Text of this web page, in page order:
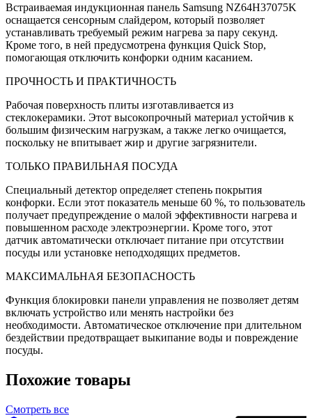
Встраиваемая индукционная панель Samsung NZ64H37075K
оснащается сенсорным слайдером, который позволяет
устанавливать требуемый режим нагрева за пару секунд.
Кроме того, в ней предусмотрена функция Quick Stop,
помогающая отключить конфорки одним касанием.
ПРОЧНОСТЬ И ПРАКТИЧНОСТЬ
Рабочая поверхность плиты изготавливается из
стеклокерамики. Этот высокопрочный материал устойчив к
большим физическим нагрузкам, а также легко очищается,
поскольку не впитывает жир и другие загрязнители.
ТОЛЬКО ПРАВИЛЬНАЯ ПОСУДА
Специальный детектор определяет степень покрытия
конфорки. Если этот показатель меньше 60 %, то пользователь
получает предупреждение о малой эффективности нагрева и
повышенном расходе электроэнергии. Кроме того, этот
датчик автоматически отключает питание при отсутствии
посуды или установке неподходящих предметов.
МАКСИМАЛЬНАЯ БЕЗОПАСНОСТЬ
Функция блокировки панели управления не позволяет детям
включать устройство или менять настройки без
необходимости. Автоматическое отключение при длительном
бездействии предотвращает выкипание воды и повреждение
посуды.
Похожие товары
Смотреть все